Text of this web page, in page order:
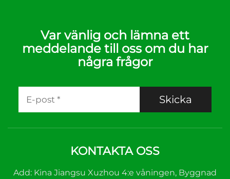
Var vänlig och lämna ett
meddelande till oss om du har
några frågor
Skicka
KONTAKTA OSS
Add: Kina Jiangsu Xuzhou 4:e våningen, Byggnad